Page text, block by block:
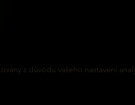
z důvodu vašeho nastavení